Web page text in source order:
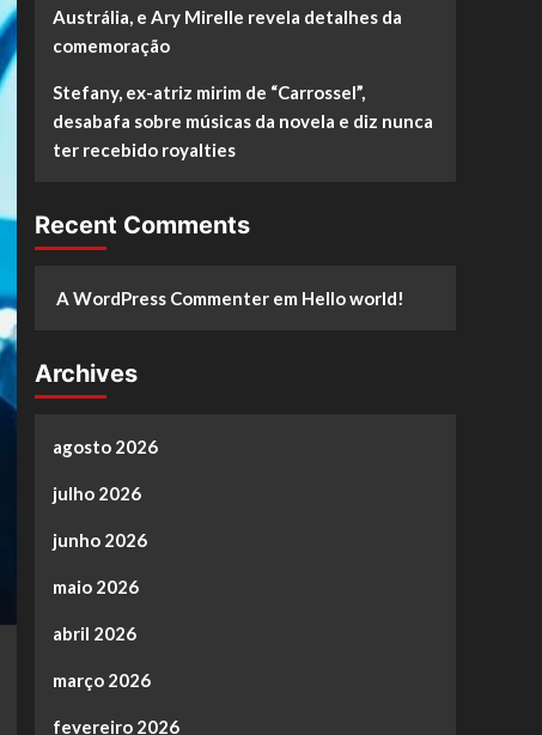
Austrália, e Ary Mirelle revela detalhes da
comemoração
Stefany, ex-atriz mirim de “Carrossel”,
desabafa sobre músicas da novela e diz nunca
ter recebido royalties
Recent Comments
A WordPress Commenterem Hello world!
Archives
agosto 2026
julho 2026
junho 2026
maio 2026
abril 2026
março 2026
fevereiro 2026